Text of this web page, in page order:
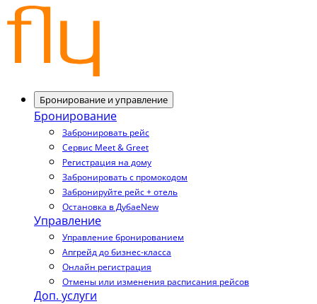
Бронирование и управление
Бронирование
Забронировать рейс
Сервис Meet & Greet
Регистрация на дому
Забронировать с промокодом
Забронируйте рейс + отель
Остановка в ДубаеNew
Управление
Управление бронированием
Апгрейд до бизнес-класса
Онлайн регистрация
Отмены или изменения расписания рейсов
Доп. услуги